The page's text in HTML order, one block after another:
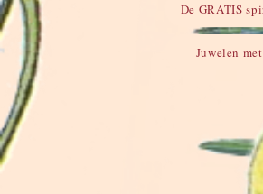
De GRATIS
Juwelen